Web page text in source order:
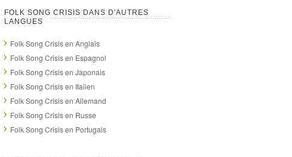
FOLK SONG CRISIS DANS D'AUTRES
LANGUES
Folk Song Crisis en Anglais
Folk Song Crisis en Espagnol
Folk Song Crisis en Japonais
Folk Song Crisis en Italien
Folk Song Crisis en Allemand
Folk Song Crisis en Russe
Folk Song Crisis en Portugais